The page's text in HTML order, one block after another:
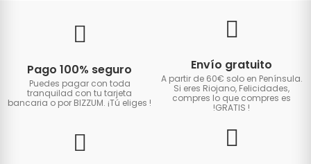
Pago 100% seguro
Puedes pagar con toda
tranquilad con tu tarjeta
bancaria o por BIZZUM. ¡Tú eliges !
Envío gratuito
A partir de 60€ solo en Península.
Si eres Riojano, Felicidades,
compres lo que compres es
!GRATIS !